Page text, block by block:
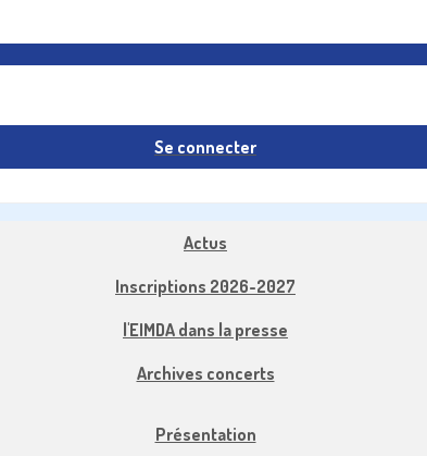
Se connecter
Actus
Inscriptions 2026-2027
l'EIMDA dans la presse
Archives concerts
Présentation